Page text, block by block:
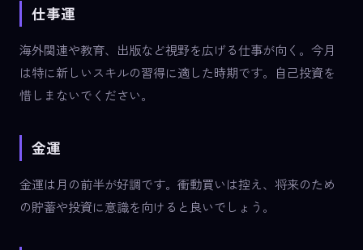
仕事運
海外関連や教育、出版など視野を広げる仕事が向く。今月
は特に新しいスキルの習得に適した時期です。自己投資を
惜しまないでください。
金運
金運は月の前半が好調です。衝動買いは控え、将来のため
の貯蓄や投資に意識を向けると良いでしょう。